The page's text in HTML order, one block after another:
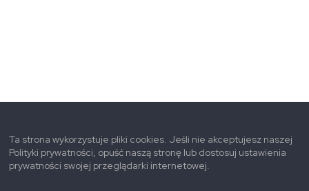
Ta strona wykorzystuje pliki cookies. Jeśli nie akceptujesz naszej
Polityki prywatności, opuść naszą stronę lub dostosuj ustawienia
prywatności swojej przeglądarki internetowej.